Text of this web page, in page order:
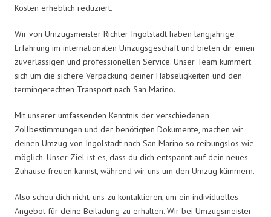
Kosten erheblich reduziert.
Wir von Umzugsmeister Richter Ingolstadt haben langjährige
Erfahrung im internationalen Umzugsgeschäft und bieten dir einen
zuverlässigen und professionellen Service. Unser Team kümmert
sich um die sichere Verpackung deiner Habseligkeiten und den
termingerechten Transport nach San Marino.
Mit unserer umfassenden Kenntnis der verschiedenen
Zollbestimmungen und der benötigten Dokumente, machen wir
deinen Umzug von Ingolstadt nach San Marino so reibungslos wie
möglich. Unser Ziel ist es, dass du dich entspannt auf dein neues
Zuhause freuen kannst, während wir uns um den Umzug kümmern.
Also scheu dich nicht, uns zu kontaktieren, um ein individuelles
Angebot für deine Beiladung zu erhalten. Wir bei Umzugsmeister